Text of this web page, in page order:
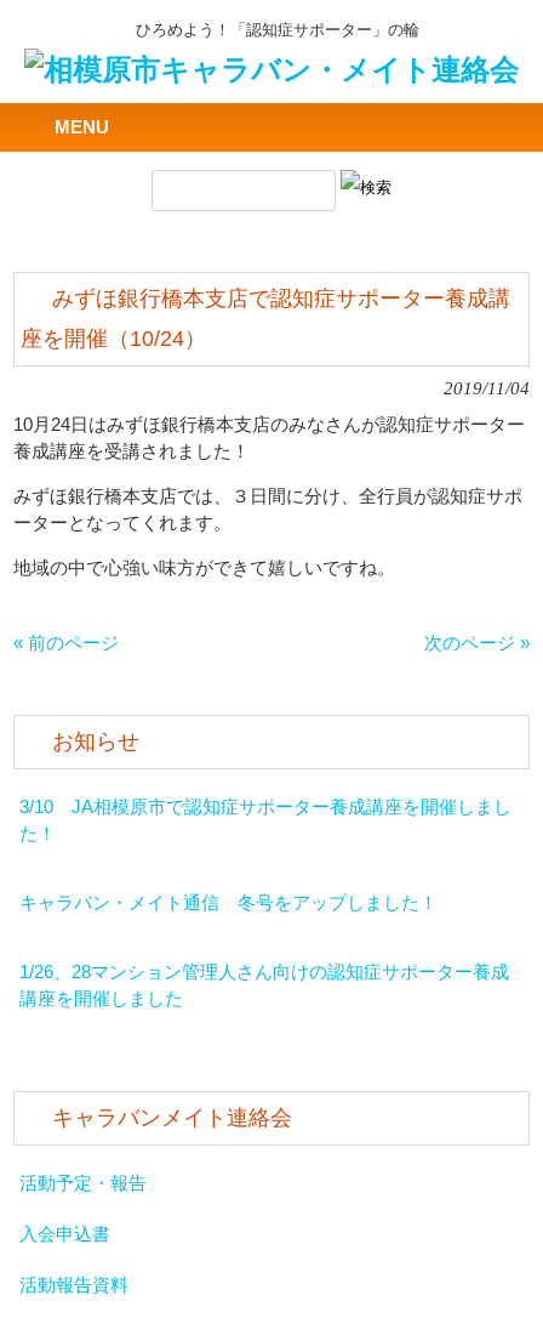
ひろめよう！「認知症サポーター」の輪
MENU
みずほ銀行橋本支店で認知症サポーター養成講
座を開催（10/24）
2019/11/04
10月24日はみずほ銀行橋本支店のみなさんが認知症サポーター
養成講座を受講されました！
みずほ銀行橋本支店では、３日間に分け、全行員が認知症サポ
ーターとなってくれます。
地域の中で心強い味方ができて嬉しいですね。
« 前のページ 次のページ »
お知らせ
3/10 JA相模原市で認知症サポーター養成講座を開催しまし
た！
キャラバン・メイト通信 冬号をアップしました！
1/26、28マンション管理人さん向けの認知症サポーター養成
講座を開催しました
キャラバンメイト連絡会
活動予定・報告
入会申込書
活動報告資料